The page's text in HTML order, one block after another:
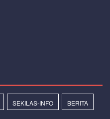
SEKILAS-INFO BERITA